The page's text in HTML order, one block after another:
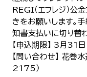
REGI（エフレジ）公
きをお願いします。
知書支払いに切り替わ
【申込期限】 3月31日
【問い合わせ】 花巻
2175）